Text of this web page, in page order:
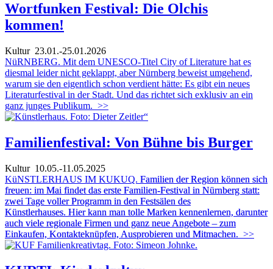
Wortfunken Festival: Die Olchis
kommen!
Kultur23.01.-25.01.2026
NüRNBERG. Mit dem UNESCO-Titel City of Literature hat es
diesmal leider nicht geklappt, aber Nürnberg beweist umgehend,
warum sie den eigentlich schon verdient hätte: Es gibt ein neues
Literaturfestival in der Stadt. Und das richtet sich exklusiv an ein
ganz junges Publikum. >>
Familienfestival: Von Bühne bis Burger
Kultur10.05.-11.05.2025
KüNSTLERHAUS IM KUKUQ. Familien der Region können sich
freuen: im Mai findet das erste Familien-Festival in Nürnberg statt:
zwei Tage voller Programm in den Festsälen des
Künstlerhauses. Hier kann man tolle Marken kennenlernen, darunter
auch viele regionale Firmen und ganz neue Angebote – zum
Einkaufen, Kontakteknüpfen, Ausprobieren und Mitmachen. >>